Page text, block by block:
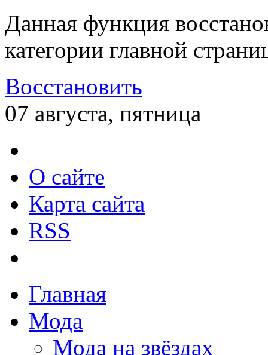
Данная функция
категории главной
Восстановить
07 августа, пятница
О сайте
Карта сайта
RSS
Главная
Мода
Мода на звёздах